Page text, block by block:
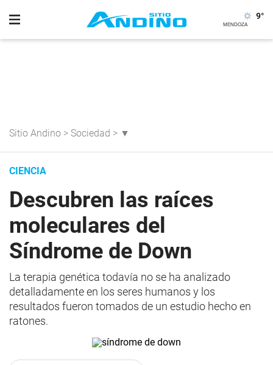
9°
Sitio Andino > Sociedad > ▼
CIENCIA
Descubren las raíces
moleculares del
Síndrome de Down
La terapia genética todavía no se ha analizado
detalladamente en los seres humanos y los
resultados fueron tomados de un estudio hecho en
ratones.